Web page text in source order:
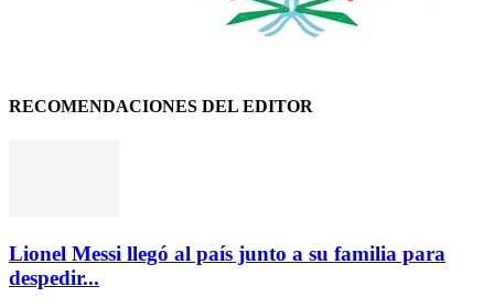
RECOMENDACIONES DEL EDITOR
Lionel Messi llegó al país junto a su familia para
despedir...